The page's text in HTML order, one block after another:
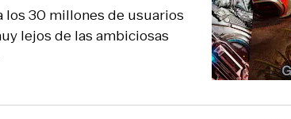
los 30 millones de usuarios
lejos de las ambiciosas